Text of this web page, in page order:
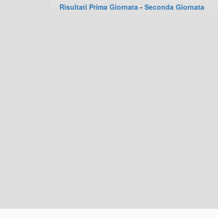
Risultati Prima Giornata - Seconda Giornata